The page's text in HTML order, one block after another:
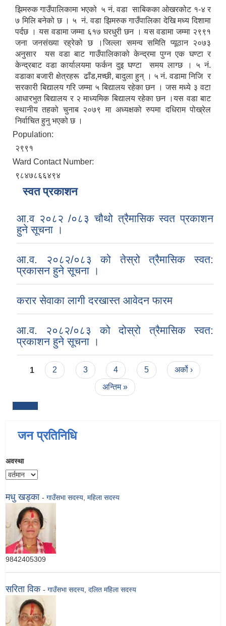
झिमरुक गाउँपालिकामा भएको ५ नं. वडा साबिकका ओखरकोट १-४ र
७ मिलि बनेको छ । ५ नं. वडा झिमरुक गाउँपालिका देखि मध्य दिशामा
पर्दछ । यस वडामा जम्मा ६१७ घरधुरी छन । यस वडामा जम्मा २९९१
जना जनसंख्या रह्रेको छ ।जिल्ला समन्व समिति प्यूठान २०७३
अनुसार यस वडा बाट गाउँपालिकाको केन्द्रमा पुग्न एक घण्टा र
केन्द्रबाट वडा कार्यालयमा फर्कन दुइ घण्टा समय लाग्छ । ५ नं.
वडाका बजारी क्षेत्रहरू ढाँड,मच्छी, बादुला हुन् । ५ नं. वडामा निजि र
सरकारी बिद्यालय गरि जम्मा ५ बिद्यालय रहेका छन । जस मध्ये ३ वटा
आधारभुत बिद्यालय र २ माध्यमिक बिद्यालय रहेका छन ।यस वडा बाट
स्थानीय तहको चुनाब २०७९ मा अध्यक्षको रुपमा दधिराम पोख्रेल
निर्वाचित हुनु भएको छ ।
Population:
२९९१
Ward Contact Number:
९८४७८६६४९४
स्वत प्रकाशन
आ.व २०८२ /०८३ चौथो त्रैमासिक स्वत प्रकाशन
हुने सूचना ।
आ.व. २०८२/०८३ को तेस्रो त्रैमासिक स्वत:
प्रकासन हुने सूचना ।
करार सेवाका लागी दरखास्त आवेदन फारम
आ.व. २०८२/०८३ को दोस्रो त्रैमासिक स्वत:
प्रकाशन हुने सूचना ।
Pages
1 2 3 4 5
अर्को ›
अन्तिम »
जन प्रतिनिधि
अवस्था
मधु खड्का - गाउँसभा सदस्य, महिला सदस्य
9842405309
सरिता विक - गाउँसभा सदस्य, दलित महिला सदस्य